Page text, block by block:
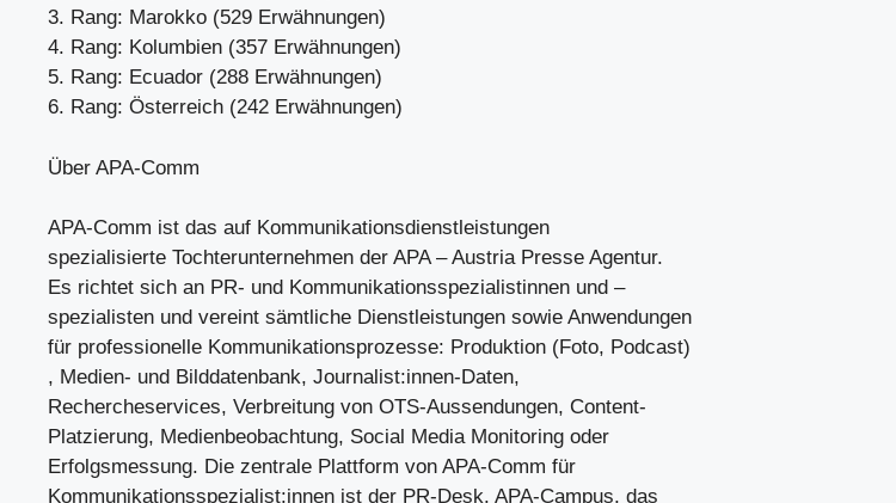
3. Rang: Marokko (529 Erwähnungen)
4. Rang: Kolumbien (357 Erwähnungen)
5. Rang: Ecuador (288 Erwähnungen)
6. Rang: Österreich (242 Erwähnungen)
Über APA-Comm
APA-Comm ist das auf Kommunikationsdienstleistungen
spezialisierte Tochterunternehmen der APA – Austria Presse Agentur.
Es richtet sich an PR- und Kommunikationsspezialistinnen und –
spezialisten und vereint sämtliche Dienstleistungen sowie Anwendungen
für professionelle Kommunikationsprozesse: Produktion (Foto, Podcast)
, Medien- und Bilddatenbank, Journalist:innen-Daten,
Rechercheservices, Verbreitung von OTS-Aussendungen, Content-
Platzierung, Medienbeobachtung, Social Media Monitoring oder
Erfolgsmessung. Die zentrale Plattform von APA-Comm für
Kommunikationsspezialist:innen ist der PR-Desk. APA-Campus, das